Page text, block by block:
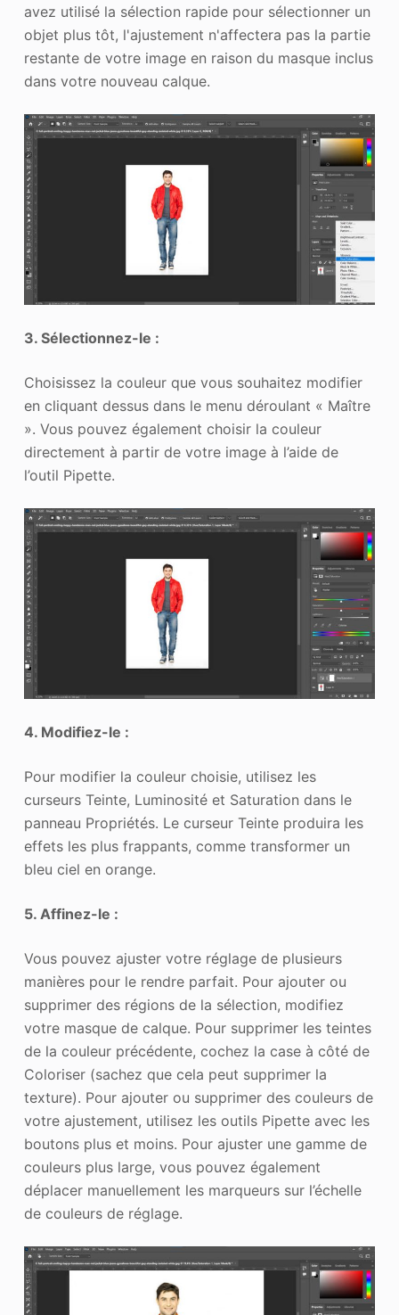
avez utilisé la sélection rapide pour sélectionner un
objet plus tôt, l'ajustement n'affectera pas la partie
restante de votre image en raison du masque inclus
dans votre nouveau calque.
3. Sélectionnez-le :
Choisissez la couleur que vous souhaitez modifier
en cliquant dessus dans le menu déroulant « Maître
». Vous pouvez également choisir la couleur
directement à partir de votre image à l’aide de
l’outil Pipette.
4. Modifiez-le :
Pour modifier la couleur choisie, utilisez les
curseurs Teinte, Luminosité et Saturation dans le
panneau Propriétés. Le curseur Teinte produira les
effets les plus frappants, comme transformer un
bleu ciel en orange.
5. Affinez-le :
Vous pouvez ajuster votre réglage de plusieurs
manières pour le rendre parfait. Pour ajouter ou
supprimer des régions de la sélection, modifiez
votre masque de calque. Pour supprimer les teintes
de la couleur précédente, cochez la case à côté de
Coloriser (sachez que cela peut supprimer la
texture). Pour ajouter ou supprimer des couleurs de
votre ajustement, utilisez les outils Pipette avec les
boutons plus et moins. Pour ajuster une gamme de
couleurs plus large, vous pouvez également
déplacer manuellement les marqueurs sur l’échelle
de couleurs de réglage.